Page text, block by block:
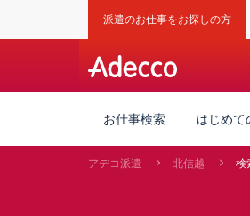
派遣のお仕事をお探しの方
お仕事検索 はじめて
アデコ派遣 北信越 検